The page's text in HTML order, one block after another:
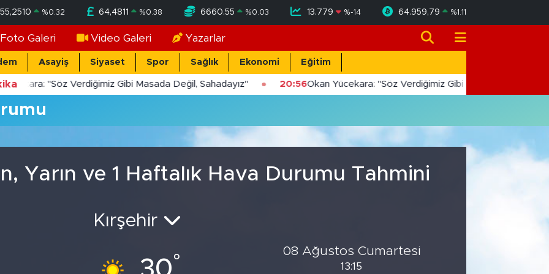
55,2510 %0.32 64,4811 %0.38 6660.55 %0.03 13.779 %-14 64.959,79 %1.11
Foto Galeri Video Galeri Yazarlar
Asayiş Siyaset Spor Sağlık Ekonomi Eğitim
"Söz Verdiğimiz Gibi Masada Değil, Sahadayız" 20:56Okan Yücekara: "Söz Verdiğimiz Gibi Masada Değil,
Yarın ve 1 Haftalık Hava Durumu Tahmini
Kırşehir
°
08 Ağustos Cumartesi
13:15